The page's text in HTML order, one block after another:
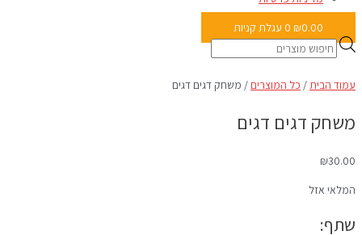
₪0.00
0 עגלת קניות
עמוד הבית/ כל המוצרים / משחק דגים דגים
משחק דגים דגים
₪30.00
המלאי אזל
שתף: